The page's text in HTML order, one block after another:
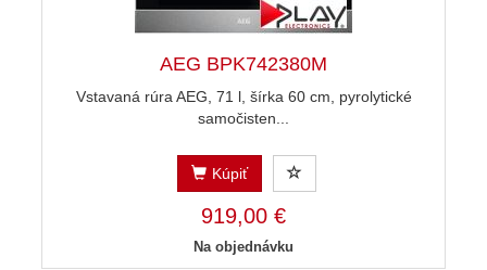
AEG BPK742380M
Vstavaná rúra AEG, 71 l, šírka 60 cm, pyrolytické
samočisten...
Kúpiť
919,00 €
Na objednávku